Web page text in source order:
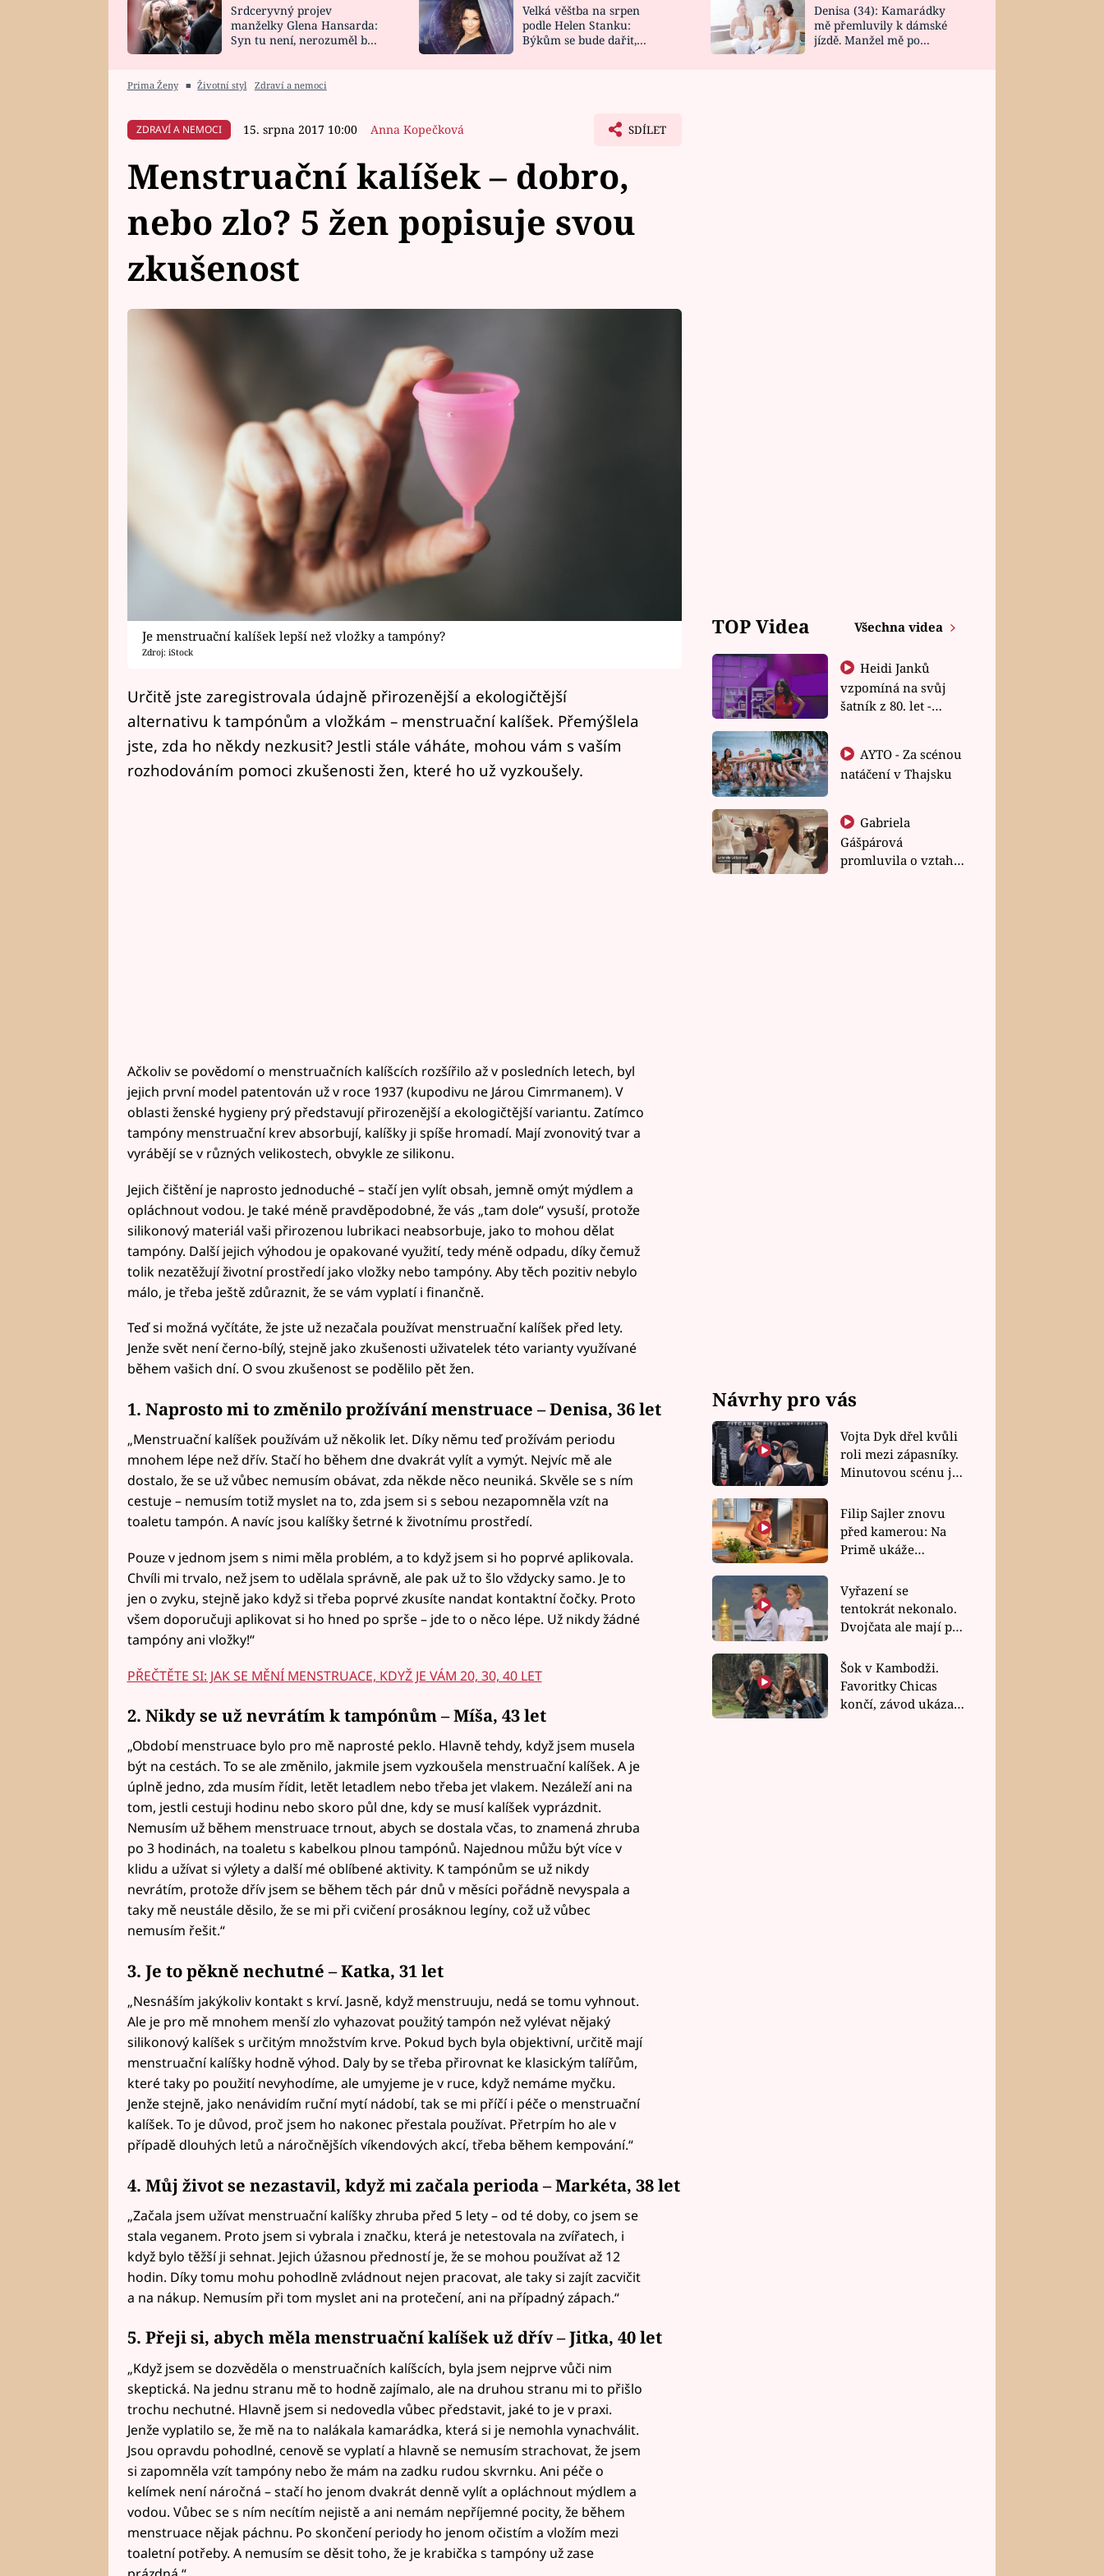
HOROSKOP NA
CELEBRITY
VAŘENÍ
NOVINKY
VIDEORECEPTY
DESIGN
Srdceryvný projev
manželky Glena Hansarda:
Syn tu není, nerozuměl by
Velká věštba na srpen
podle Helen Stanku:
Býkům se bude dařit,
Denisa (34): Kamarádky
mě přemluvily k dámské
jízdě. Manžel mě po
Prima Ženy ■ Životní styl Zdraví a nemoci
ZDRAVÍ A NEMOCI 15. srpna 2017 10:00 Anna Kopečková SDÍLET
Menstruační kalíšek – dobro,
nebo zlo? 5 žen popisuje svou
zkušenost
Je menstruační kalíšek lepší než vložky a tampóny?
Zdroj: iStock
Určitě jste zaregistrovala údajně přirozenější a ekologičtější
alternativu k tampónům a vložkám – menstruační kalíšek. Přemýšlela
jste, zda ho někdy nezkusit? Jestli stále váháte, mohou vám s vaším
rozhodováním pomoci zkušenosti žen, které ho už vyzkoušely.
Ačkoliv se povědomí o menstruačních kalíšcích rozšířilo až v posledních letech, byl
jejich první model patentován už v roce 1937 (kupodivu ne Járou Cimrmanem). V
oblasti ženské hygieny prý představují přirozenější a ekologičtější variantu. Zatímco
tampóny menstruační krev absorbují, kalíšky ji spíše hromadí. Mají zvonovitý tvar a
vyrábějí se v různých velikostech, obvykle ze silikonu.
Jejich čištění je naprosto jednoduché – stačí jen vylít obsah, jemně omýt mýdlem a
opláchnout vodou. Je také méně pravděpodobné, že vás „tam dole“ vysuší, protože
silikonový materiál vaši přirozenou lubrikaci neabsorbuje, jako to mohou dělat
tampóny. Další jejich výhodou je opakované využití, tedy méně odpadu, díky čemuž
tolik nezatěžují životní prostředí jako vložky nebo tampóny. Aby těch pozitiv nebylo
málo, je třeba ještě zdůraznit, že se vám vyplatí i finančně.
Teď si možná vyčítáte, že jste už nezačala používat menstruační kalíšek před lety.
Jenže svět není černo-bílý, stejně jako zkušenosti uživatelek této varianty využívané
během vašich dní. O svou zkušenost se podělilo pět žen.
1. Naprosto mi to změnilo prožívání menstruace – Denisa, 36 let
„Menstruační kalíšek používám už několik let. Díky němu teď prožívám periodu
mnohem lépe než dřív. Stačí ho během dne dvakrát vylít a vymýt. Nejvíc mě ale
dostalo, že se už vůbec nemusím obávat, zda někde něco neuniká. Skvěle se s ním
cestuje – nemusím totiž myslet na to, zda jsem si s sebou nezapomněla vzít na
toaletu tampón. A navíc jsou kalíšky šetrné k životnímu prostředí.
Pouze v jednom jsem s nimi měla problém, a to když jsem si ho poprvé aplikovala.
Chvíli mi trvalo, než jsem to udělala správně, ale pak už to šlo vždycky samo. Je to
jen o zvyku, stejně jako když si třeba poprvé zkusíte nandat kontaktní čočky. Proto
všem doporučuji aplikovat si ho hned po sprše – jde to o něco lépe. Už nikdy žádné
tampóny ani vložky!“
PŘEČTĚTE SI: JAK SE MĚNÍ MENSTRUACE, KDYŽ JE VÁM 20, 30, 40 LET
2. Nikdy se už nevrátím k tampónům – Míša, 43 let
„Období menstruace bylo pro mě naprosté peklo. Hlavně tehdy, když jsem musela
být na cestách. To se ale změnilo, jakmile jsem vyzkoušela menstruační kalíšek. A je
úplně jedno, zda musím řídit, letět letadlem nebo třeba jet vlakem. Nezáleží ani na
tom, jestli cestuji hodinu nebo skoro půl dne, kdy se musí kalíšek vyprázdnit.
Nemusím už během menstruace trnout, abych se dostala včas, to znamená zhruba
po 3 hodinách, na toaletu s kabelkou plnou tampónů. Najednou můžu být více v
klidu a užívat si výlety a další mé oblíbené aktivity. K tampónům se už nikdy
nevrátím, protože dřív jsem se během těch pár dnů v měsíci pořádně nevyspala a
taky mě neustále děsilo, že se mi při cvičení prosáknou legíny, což už vůbec
nemusím řešit.“
3. Je to pěkně nechutné – Katka, 31 let
„Nesnáším jakýkoliv kontakt s krví. Jasně, když menstruuju, nedá se tomu vyhnout.
Ale je pro mě mnohem menší zlo vyhazovat použitý tampón než vylévat nějaký
silikonový kalíšek s určitým množstvím krve. Pokud bych byla objektivní, určitě mají
menstruační kalíšky hodně výhod. Daly by se třeba přirovnat ke klasickým talířům,
které taky po použití nevyhodíme, ale umyjeme je v ruce, když nemáme myčku.
Jenže stejně, jako nenávidím ruční mytí nádobí, tak se mi příčí i péče o menstruační
kalíšek. To je důvod, proč jsem ho nakonec přestala používat. Přetrpím ho ale v
případě dlouhých letů a náročnějších víkendových akcí, třeba během kempování.“
4. Můj život se nezastavil, když mi začala perioda – Markéta, 38 let
„Začala jsem užívat menstruační kalíšky zhruba před 5 lety – od té doby, co jsem se
stala veganem. Proto jsem si vybrala i značku, která je netestovala na zvířatech, i
když bylo těžší ji sehnat. Jejich úžasnou předností je, že se mohou používat až 12
hodin. Díky tomu mohu pohodlně zvládnout nejen pracovat, ale taky si zajít zacvičit
a na nákup. Nemusím při tom myslet ani na protečení, ani na případný zápach.“
5. Přeji si, abych měla menstruační kalíšek už dřív – Jitka, 40 let
„Když jsem se dozvěděla o menstruačních kalíšcích, byla jsem nejprve vůči nim
skeptická. Na jednu stranu mě to hodně zajímalo, ale na druhou stranu mi to přišlo
trochu nechutné. Hlavně jsem si nedovedla vůbec představit, jaké to je v praxi.
Jenže vyplatilo se, že mě na to nalákala kamarádka, která si je nemohla vynachválit.
Jsou opravdu pohodlné, cenově se vyplatí a hlavně se nemusím strachovat, že jsem
si zapomněla vzít tampóny nebo že mám na zadku rudou skvrnku. Ani péče o
kelímek není náročná – stačí ho jenom dvakrát denně vylít a opláchnout mýdlem a
vodou. Vůbec se s ním necítím nejistě a ani nemám nepříjemné pocity, že během
menstruace nějak páchnu. Po skončení periody ho jenom očistím a vložím mezi
toaletní potřeby. A nemusím se děsit toho, že je krabička s tampóny už zase
TOP Videa Všechna videa
Heidi Janků
vzpomíná na svůj
šatník z 80. let -
natáčení v Thajsku
Gabriela
Gášpárová
promluvila o vztahu
Návrhy pro vás
Vojta Dyk dřel kvůli
roli mezi zápasníky.
Minutovou scénu jel
Filip Sajler znovu
před kamerou: Na
Primě ukáže
rychlé recepty
Vyřazení se
tentokrát nekonalo.
Dvojčata ale mají po
závodu nůž na krku
Šok v Kambodži.
Favoritky Chicas
končí, závod ukázal